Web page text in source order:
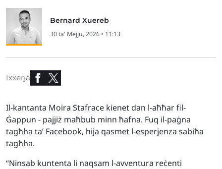
Bernard Xuereb
30 ta' Mejju, 2026 • 11:13
Ixxerja
Il-kantanta Moira Stafrace kienet dan l-aħħar fil-
Ġappun - pajjiż maħbub minn ħafna. Fuq il-paġna
tagħha ta’ Facebook, hija qasmet l-esperjenza sabiħa
tagħha.
“Ninsab kuntenta li naqsam l-avventura reċenti